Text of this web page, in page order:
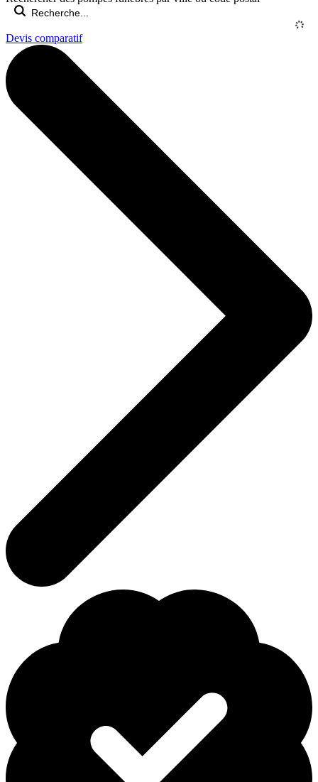
Devis comparatif